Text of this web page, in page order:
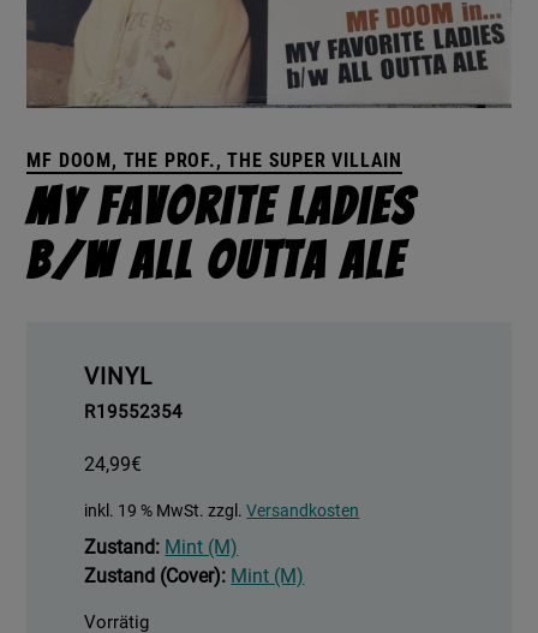
MF DOOM, THE PROF., THE SUPER VILLAIN
My Favorite Ladies
b/w All Outta Ale
VINYL
R19552354
24,99€
inkl. 19 % MwSt. zzgl.Versandkosten
Zustand: Mint (M)
Zustand (Cover): Mint (M)
Vorrätig